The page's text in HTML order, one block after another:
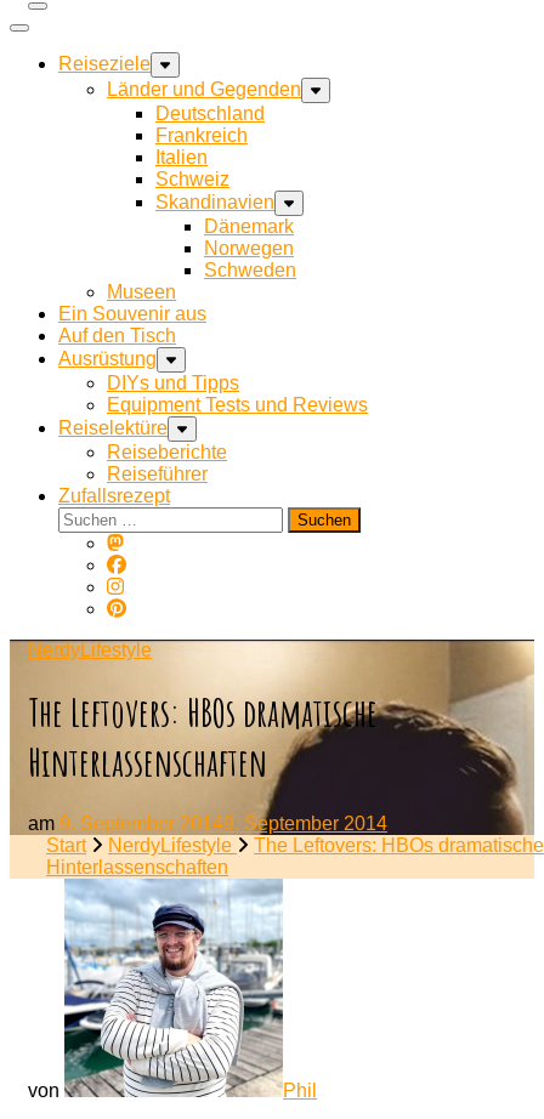
Reiseziele
Länder und Gegenden
Deutschland
Frankreich
Italien
Schweiz
Skandinavien
Dänemark
Norwegen
Schweden
Museen
Ein Souvenir aus
Auf den Tisch
Ausrüstung
DIYs und Tipps
Equipment Tests und Reviews
Reiselektüre
Reiseberichte
Reiseführer
Zufallsrezept
Suchen
nach:
NerdyLifestyle
The Leftovers: HBOs dramatische
Hinterlassenschaften
am 9. September 20149. September 2014
Start
NerdyLifestyle
The Leftovers: HBOs dramatische
Hinterlassenschaften
von
Phil